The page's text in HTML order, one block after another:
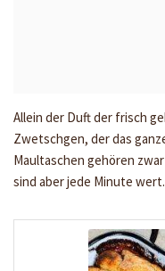
Allein der Duft der frisch
Zwetschgen, der das
Maultaschen gehören
sind aber jede Minute wert.